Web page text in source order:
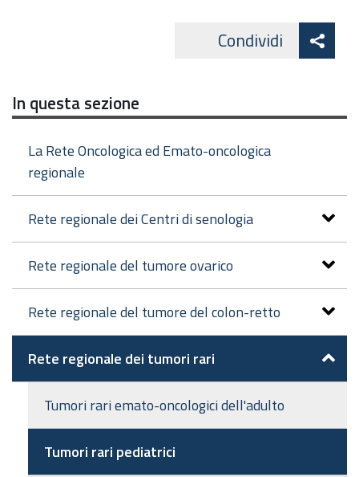
Condividi
In questa sezione
La Rete Oncologica ed Emato-oncologica
regionale
Rete regionale dei Centri di senologia
Rete regionale del tumore ovarico
Rete regionale del tumore del colon-retto
Rete regionale dei tumori rari
Tumori rari emato-oncologici dell'adulto
Tumori rari pediatrici